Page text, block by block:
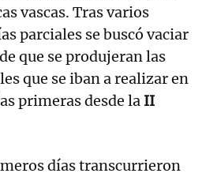
vascas. Tras varios
parciales se buscó vaciar
que se produjeran las
que se iban a realizar en
primeras desde la II
días transcurrieron